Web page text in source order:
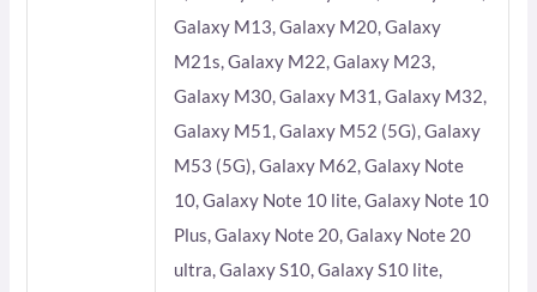
Galaxy M13, Galaxy M20, Galaxy
M21s, Galaxy M22, Galaxy M23,
Galaxy M30, Galaxy M31, Galaxy M32,
Galaxy M51, Galaxy M52 (5G), Galaxy
M53 (5G), Galaxy M62, Galaxy Note
10, Galaxy Note 10 lite, Galaxy Note 10
Plus, Galaxy Note 20, Galaxy Note 20
ultra, Galaxy S10, Galaxy S10 lite,